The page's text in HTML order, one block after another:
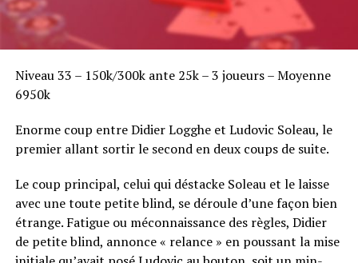
Niveau 33 – 150k/300k ante 25k – 3 joueurs – Moyenne
6950k
Enorme coup entre Didier Logghe et Ludovic Soleau, le
premier allant sortir le second en deux coups de suite.
Le coup principal, celui qui déstacke Soleau et le laisse
avec une toute petite blind, se déroule d’une façon bien
étrange. Fatigue ou méconnaissance des règles, Didier
de petite blind, annonce « relance » en poussant la mise